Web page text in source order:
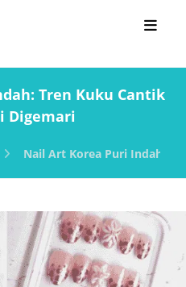
Tren Kuku Cantik
Digemari
Nail Art Korea Puri Indah: